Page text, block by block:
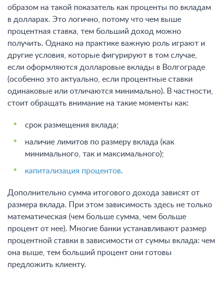
образом на такой показатель как проценты по вкладам
в долларах. Это логично, потому что чем выше
процентная ставка, тем больший доход можно
получить. Однако на практике важную роль играют и
другие условия, которые фигурируют в том случае,
если оформляются долларовые вклады в Волгограде
(особенно это актуально, если процентные ставки
одинаковые или отличаются минимально). В частности,
стоит обращать внимание на такие моменты как:
срок размещения вклада;
наличие лимитов по размеру вклада (как
минимального, так и максимального);
капитализация процентов.
Дополнительно сумма итогового дохода зависят от
размера вклада. При этом зависимость здесь не только
математическая (чем больше сумма, чем больше
процент от нее). Многие банки устанавливают размер
процентной ставки в зависимости от суммы вклада: чем
она выше, тем больший процент они готовы
предложить клиенту.